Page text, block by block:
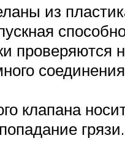
из
проверяются
клапана
грязи.